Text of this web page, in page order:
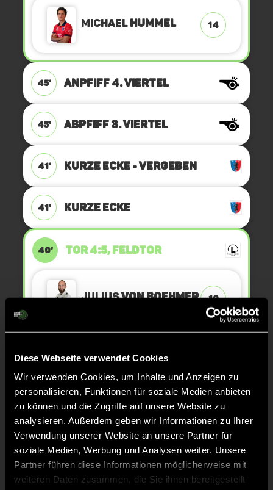
Diese Webseite verwendet Cookies
Wir verwenden Cookies, um Inhalte und Anzeigen zu
personalisieren, Funktionen für soziale Medien anbieten
zu können und die Zugriffe auf unsere Website zu
analysieren. Außerdem geben wir Informationen zu Ihrer
Verwendung unserer Website an unsere Partner für
soziale Medien, Werbung und Analysen weiter. Unsere
Partner führen diese Informationen möglicherweise mit
weiteren Daten zusammen, die Sie ihnen bereitgestellt
MichaelHummel 14
45' ANPFIFF 4. Viertel
45' ABPFIFF 3. Viertel
41' KURZE ECKE - VERGEBEN
41' KURZE ECKE
40' TOR 4:5, FELDTOR
Juliusvon Boehmer 10
40' KURZE ECKE - VERGEBEN
40' KURZE ECKE
35' TOR 3:5, FELDTOR
Bryan